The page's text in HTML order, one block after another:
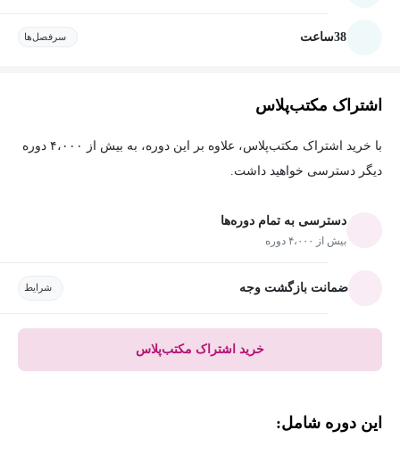
38ساعت سرفصل‌ها
اشتراک مکتب‌پلاس
با خرید اشتراک مکتب‌پلاس، علاوه بر این دوره، به بیش از ۴،۰۰۰ دوره
دیگر دسترسی خواهید داشت.
دسترسی به تمام دوره‌ها
بیش از ۴،۰۰۰ دوره
ضمانت بازگشت وجه شرایط
خرید اشتراک مکتب‌پلاس
این دوره شامل: